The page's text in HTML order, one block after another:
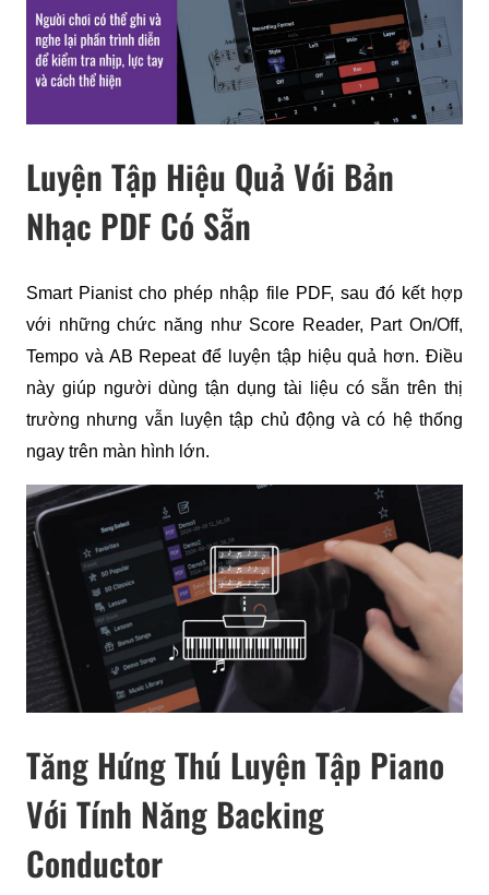
Luyện Tập Hiệu Quả Với Bản
Nhạc PDF Có Sẵn
Smart Pianist cho phép nhập file PDF, sau đó kết hợp
với những chức năng như Score Reader, Part On/Off,
Tempo và AB Repeat để luyện tập hiệu quả hơn. Điều
này giúp người dùng tận dụng tài liệu có sẵn trên thị
trường nhưng vẫn luyện tập chủ động và có hệ thống
ngay trên màn hình lớn.
Tăng Hứng Thú Luyện Tập Piano
Với Tính Năng Backing
Conductor